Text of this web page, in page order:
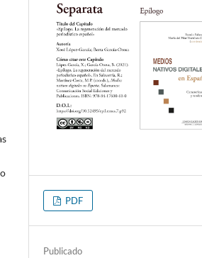
PDF
Publicado